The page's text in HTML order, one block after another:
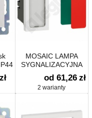
zł
MOSAIC LAMPA
SYGNALIZACYJNA
PODWÓJNA PŁASKA
od 61,26 zł
2 warianty